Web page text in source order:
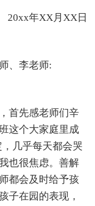
年XX月XX日
、李老师:
首先感老师们辛
这个大家庭里成
几乎每天都会哭
也很焦虑。善解
都会及时给予孩
子在园的表现，